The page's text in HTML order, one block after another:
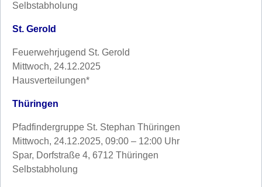
Selbstabholung
St. Gerold
Feuerwehrjugend St. Gerold
Mittwoch, 24.12.2025
Hausverteilungen*
Thüringen
Pfadfindergruppe St. Stephan Thüringen
Mittwoch, 24.12.2025, 09:00 – 12:00 Uhr
Spar, Dorfstraße 4, 6712 Thüringen
Selbstabholung